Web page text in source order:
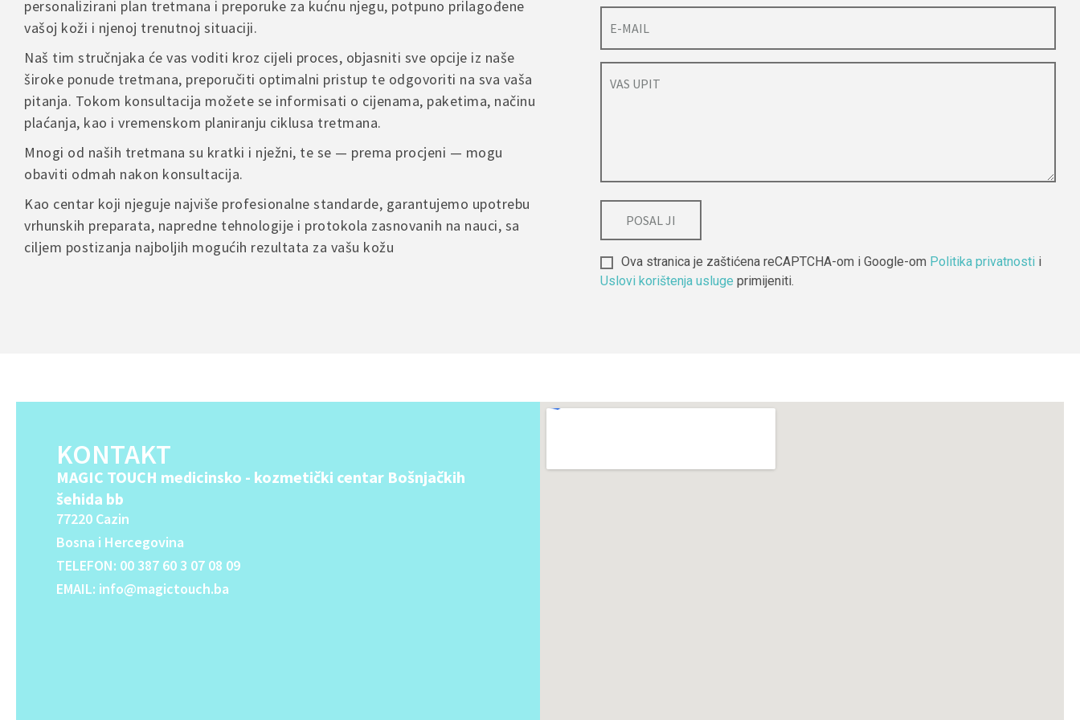
kombinaciji s blagim proizvodima za čišćenje lica iz vaše rutine.
proizvoda
U slučaju reklamacije ili dodatnih pitanja, molimo da nas kontaktirate putem e-maila ili
kontakt forme na web stranici, kako bismo što brže riješili situaciju.
Save my name, email, and website in this browser for the next time I
comment.
A
l
t
e
personalizirani plan tretmana i preporuke za kućnu njegu, potpuno prilagođene
vašoj koži i njenoj trenutnoj situaciji.
Naš tim stručnjaka će vas voditi kroz cijeli proces, objasniti sve opcije iz naše
široke ponude tretmana, preporučiti optimalni pristup te odgovoriti na sva vaša
pitanja. Tokom konsultacija možete se informisati o cijenama, paketima, načinu
plaćanja, kao i vremenskom planiranju ciklusa tretmana.
Mnogi od naših tretmana su kratki i nježni, te se — prema procjeni — mogu
obaviti odmah nakon konsultacija.
Kao centar koji njeguje najviše profesionalne standarde, garantujemo upotrebu
vrhunskih preparata, napredne tehnologije i protokola zasnovanih na nauci, sa
ciljem postizanja najboljih mogućih rezultata za vašu kožu
Ova stranica je zaštićena reCAPTCHA-om i Google-om Politika privatnosti i
Uslovi korištenja usluge primijeniti.
KONTAKT
MAGIC TOUCH medicinsko - kozmetički centar Bošnjačkih
šehida bb
77220 Cazin
Bosna i Hercegovina
TELEFON: 00 387 60 3 07 08 09
EMAIL: info@magictouch.ba